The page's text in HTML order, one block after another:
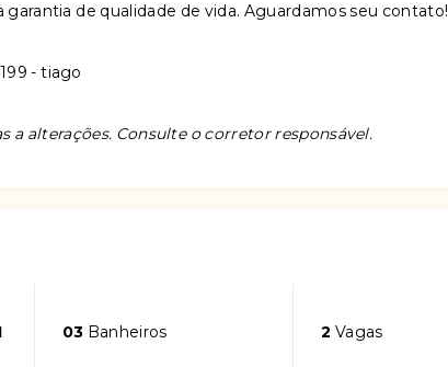
de qualidade de vida. Aguardamos seu contato!
- tiago
a alterações. Consulte o corretor responsável.
03 Banheiros 2 Vagas